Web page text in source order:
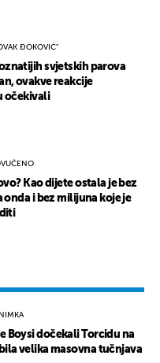
ĐOKOVIĆ"
svjetskih parova
ovakve reakcije
očekivali
Kao dijete ostala je bez
onda i bez milijuna koje je
Boysi dočekali Torcidu na
velika masovna tučnjava